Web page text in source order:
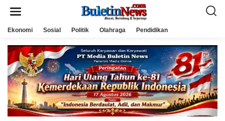
Ekonomi Sosial Politik Olahraga Pendidikan